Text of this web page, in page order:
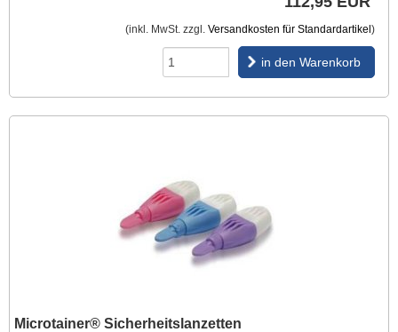
(inkl. MwSt. zzgl. Versandkosten für Standardartikel )
in den Warenkorb
Microtainer® Sicherheitslanzetten